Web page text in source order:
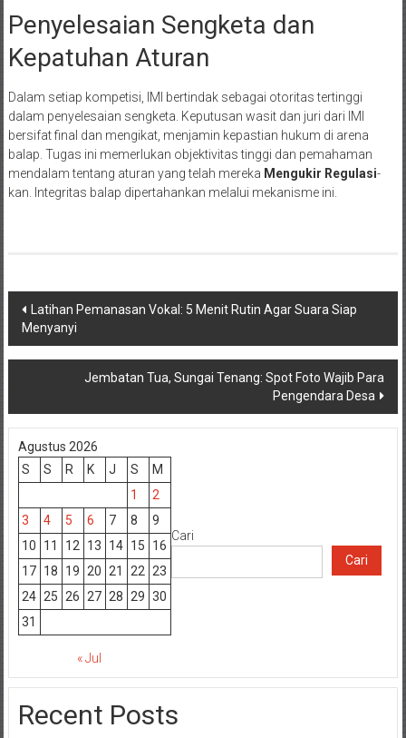
Penyelesaian Sengketa dan
Kepatuhan Aturan
Dalam setiap kompetisi, IMI bertindak sebagai otoritas tertinggi
dalam penyelesaian sengketa. Keputusan wasit dan juri dari IMI
bersifat final dan mengikat, menjamin kepastian hukum di arena
balap. Tugas ini memerlukan objektivitas tinggi dan pemahaman
mendalam tentang aturan yang telah mereka Mengukir Regulasi-
kan. Integritas balap dipertahankan melalui mekanisme ini.
Navigasi
pos
Latihan Pemanasan Vokal: 5 Menit Rutin Agar Suara Siap
Menyanyi
Jembatan Tua, Sungai Tenang: Spot Foto Wajib Para
Pengendara Desa
Agustus 2026
S
S R K J S
M
1
2
3
4 5 6 7 8
9
10
11 12 13 14 15
16
17 18 19 20 21 22
23
24 25 26 27 28 29 30
31
« Jul
Cari
Cari
Recent Posts